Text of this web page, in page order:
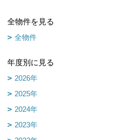
全物件を見る
全物件
年度別に見る
2026年
2025年
2024年
2023年